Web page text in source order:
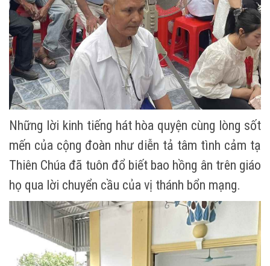
Những lời kinh tiếng hát hòa quyện cùng lòng sốt
mến của cộng đoàn như diễn tả tâm tình cảm tạ
Thiên Chúa đã tuôn đổ biết bao hồng ân trên giáo
họ qua lời chuyển cầu của vị thánh bổn mạng.